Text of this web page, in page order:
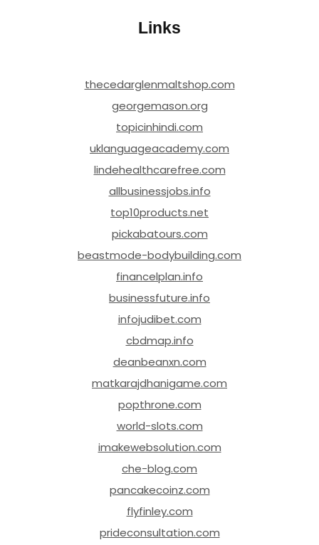
Links
thecedarglenmaltshop.com
georgemason.org
topicinhindi.com
uklanguageacademy.com
lindehealthcarefree.com
allbusinessjobs.info
top10products.net
pickabatours.com
beastmode-bodybuilding.com
financelplan.info
businessfuture.info
infojudibet.com
cbdmap.info
deanbeanxn.com
matkarajdhanigame.com
popthrone.com
world-slots.com
imakewebsolution.com
che-blog.com
pancakecoinz.com
flyfinley.com
prideconsultation.com